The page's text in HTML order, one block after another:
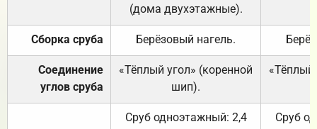
(дома двухэтажные).
Сборка сруба Берёзовый нагель.
Соединение
углов сруба
«Тёплый угол» (коренной
шип).
«Тёплый
Сруб одноэтажный: 2,4
Сруб